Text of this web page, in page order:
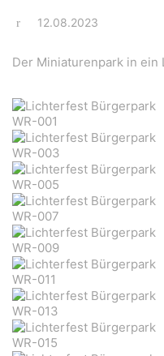
12.08.2023
Der Miniaturenpark in